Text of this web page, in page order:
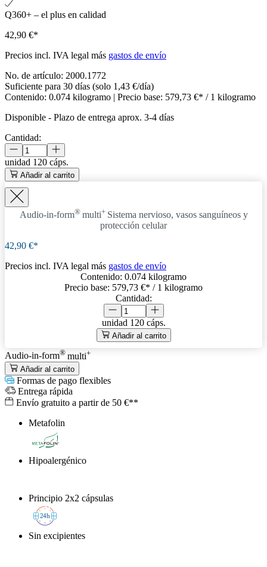
Q360+ – el plus en calidad
42,90 €*
Precios incl. IVA legal más gastos de envío
No. de artículo: 2000.1772
Suficiente para 30 días (solo 1,43 €/día)
Contenido: 0.074 kilogramo | Precio base: 579,73 €* / 1 kilogramo
Disponible - Plazo de entrega aprox. 3-4 días
Cantidad:
unidad 120 cáps.
Añadir al carrito
Audio-in-form® multi+ Sistema nervioso, vasos sanguíneos y
protección celular
42,90 €*
Precios incl. IVA legal más gastos de envío
Contenido: 0.074 kilogramo
Precio base: 579,73 €* / 1 kilogramo
Cantidad:
unidad 120 cáps.
Añadir al carrito
Audio-in-form® multi+
Añadir al carrito
Formas de pago flexibles
Entrega rápida
Envío gratuito a partir de 50 €**
Metafolin
®
Hipoalergénico
Principio 2x2 cápsulas
24h
Sin excipientes